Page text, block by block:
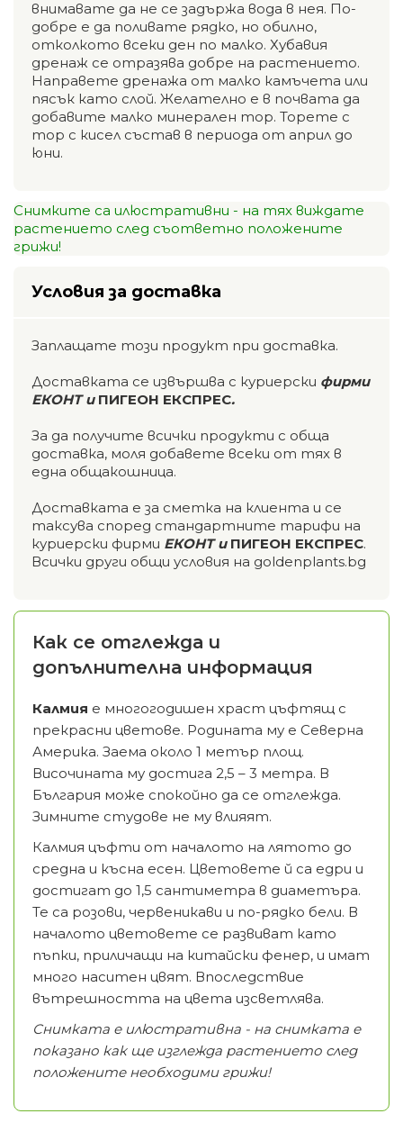
внимавате да не се задържа вода в нея. По-
добре е да поливате рядко, но обилно,
отколкото всеки ден по малко. Хубавия
дренаж се отразява добре на растението.
Направете дренажа от малко камъчета или
пясък като слой. Желателно е в почвата да
добавите малко минерален тор. Торете с
тор с кисел състав в периода от април до
юни.
Снимките са илюстративни - на тях виждате
растението след съответно положените
грижи!
Условия за доставка
Заплащате този продукт при доставка.
Доставката се извършва с куриерски фирми
ЕКОНТ и ПИГЕОН ЕКСПРЕС.
За да получите всички продукти с обща
доставка, моля добавете всеки от тях в
една общакошница.
Доставката е за сметка на клиента и се
таксува според стандартните тарифи на
куриерски фирми ЕКОНТ и ПИГЕОН ЕКСПРЕС.
Всички други общи условия на goldenplants.bg
Как се отглежда и
допълнителна информация
Калмия е многогодишен храст цъфтящ с
прекрасни цветове. Родината му е Северна
Америка. Заема около 1 метър площ.
Височината му достига 2,5 – 3 метра. В
България може спокойно да се отглежда.
Зимните студове не му влияят.
Калмия цъфти от началото на лятото до
средна и късна есен. Цветовете й са едри и
достигат до 1,5 сантиметра в диаметъра.
Те са розови, червеникави и по-рядко бели. В
началото цветовете се развиват като
пъпки, приличащи на китайски фенер, и имат
много наситен цвят. Впоследствие
вътрешността на цвета изсветлява.
Снимката е илюстративна - на снимката е
показано как ще изглежда растението след
положените необходими грижи!